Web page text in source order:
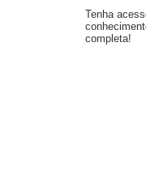
Tenha
completa!